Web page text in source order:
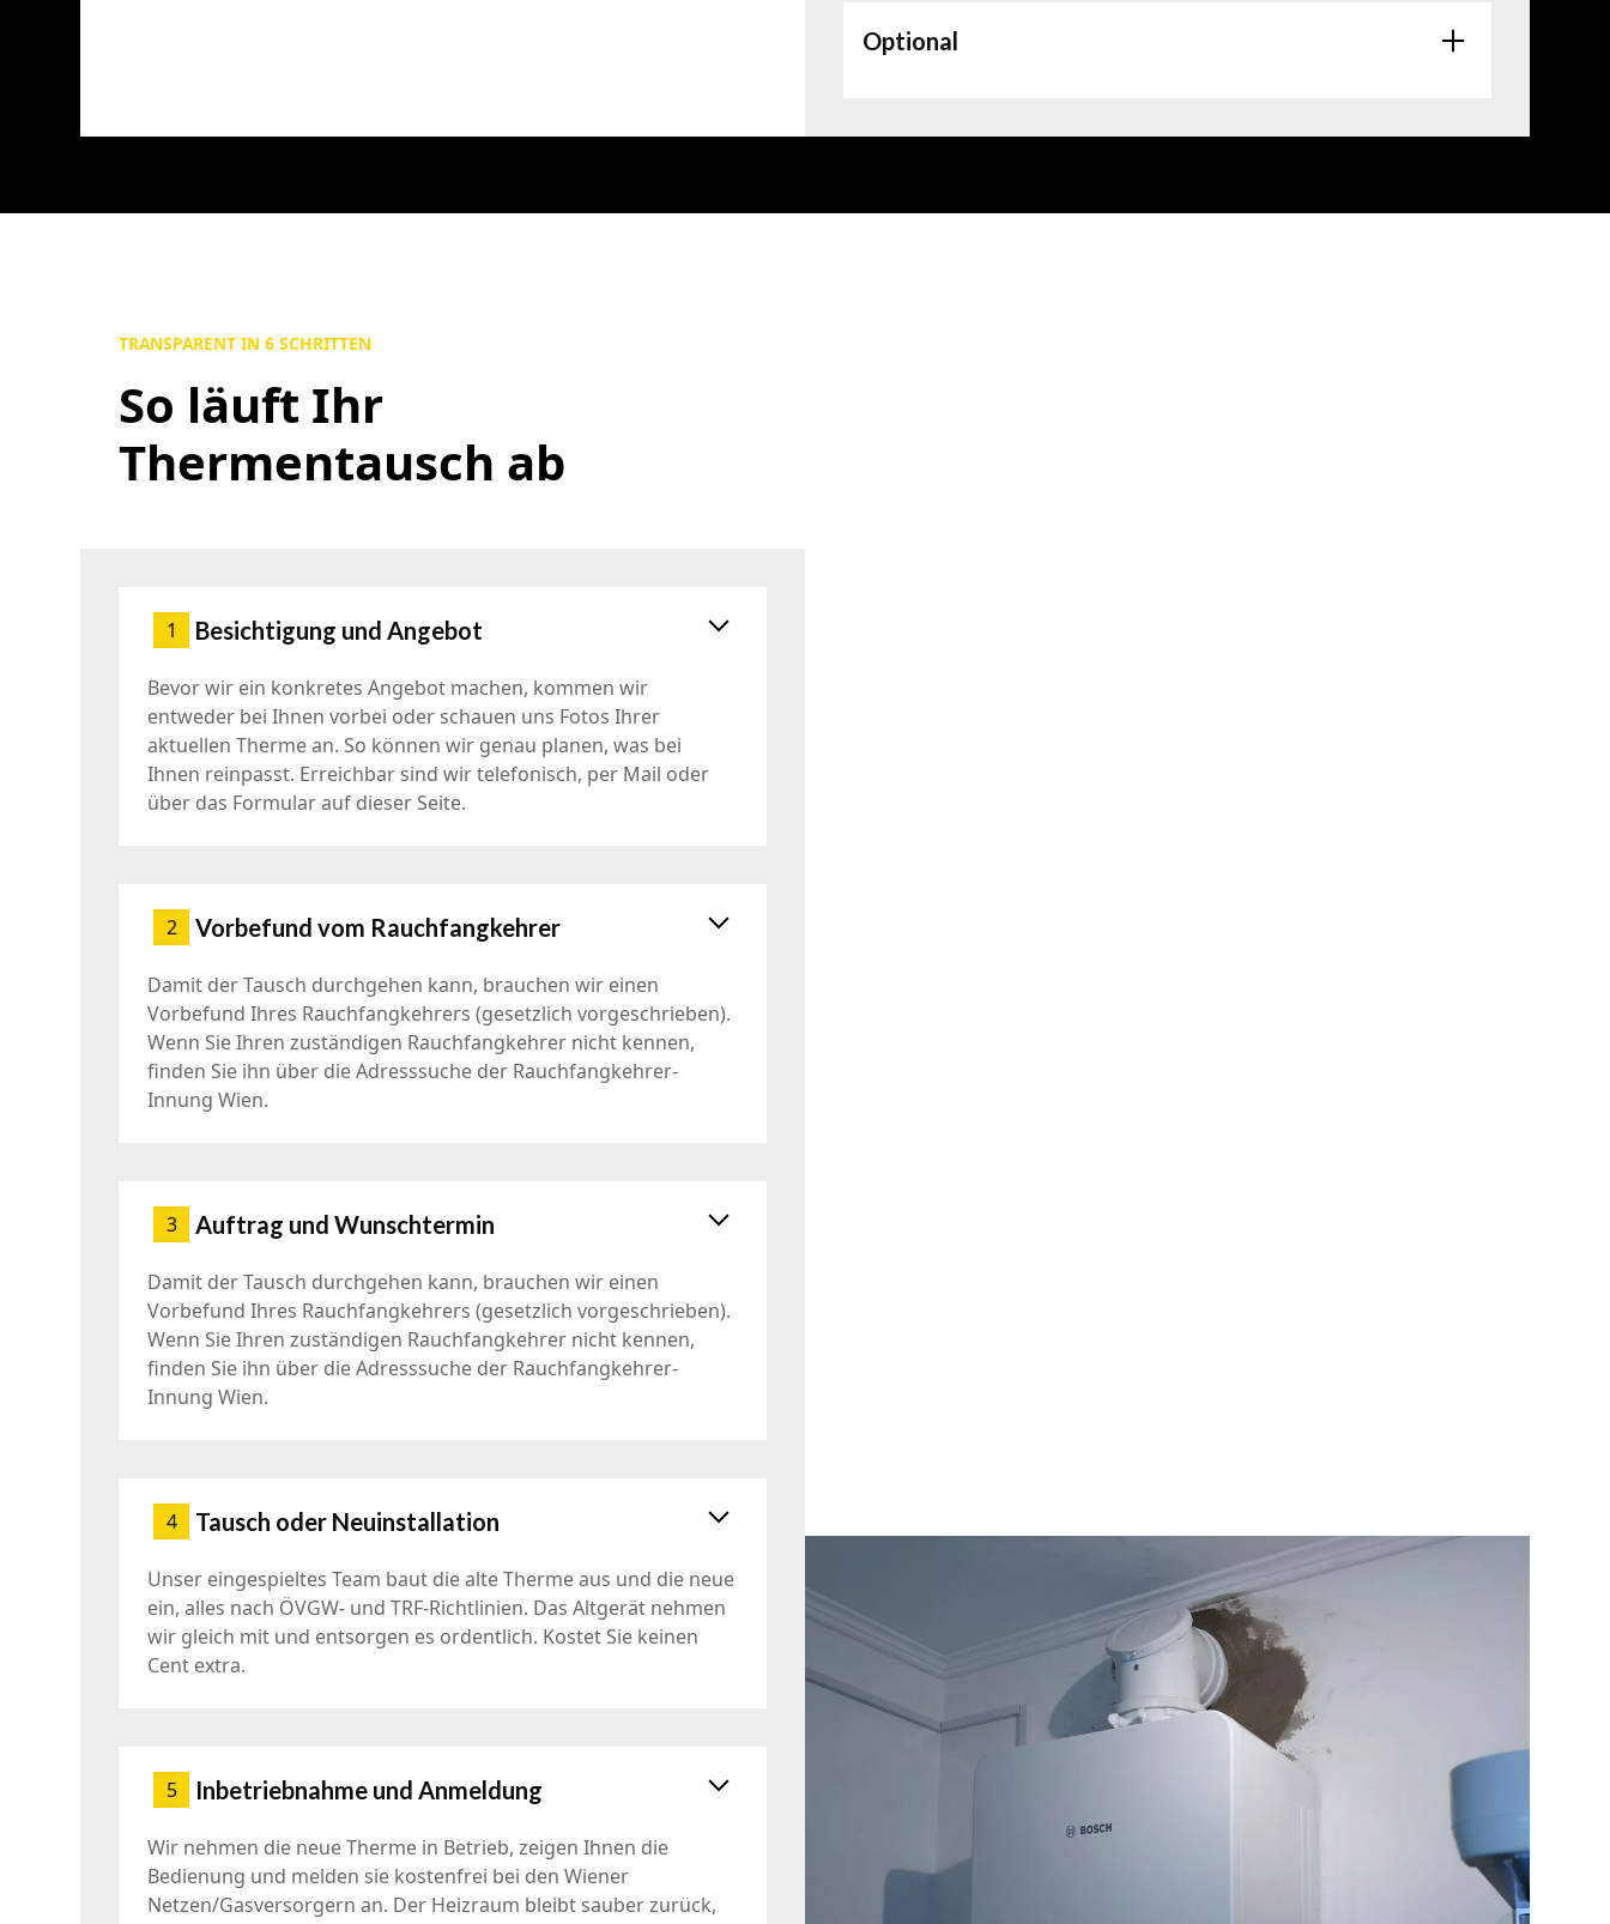
Optional
TRANSPARENT IN 6 SCHRITTEN
So läuft Ihr
Thermentausch ab
1 Besichtigung und Angebot
Bevor wir ein konkretes Angebot machen, kommen wir
entweder bei Ihnen vorbei oder schauen uns Fotos Ihrer
aktuellen Therme an. So können wir genau planen, was bei
Ihnen reinpasst. Erreichbar sind wir telefonisch, per Mail oder
über das Formular auf dieser Seite.
2 Vorbefund vom Rauchfangkehrer
Damit der Tausch durchgehen kann, brauchen wir einen
Vorbefund Ihres Rauchfangkehrers (gesetzlich vorgeschrieben).
Wenn Sie Ihren zuständigen Rauchfangkehrer nicht kennen,
finden Sie ihn über die Adresssuche der Rauchfangkehrer-
Innung Wien.
3 Auftrag und Wunschtermin
Damit der Tausch durchgehen kann, brauchen wir einen
Vorbefund Ihres Rauchfangkehrers (gesetzlich vorgeschrieben).
Wenn Sie Ihren zuständigen Rauchfangkehrer nicht kennen,
finden Sie ihn über die Adresssuche der Rauchfangkehrer-
Innung Wien.
4 Tausch oder Neuinstallation
Unser eingespieltes Team baut die alte Therme aus und die neue
ein, alles nach ÖVGW- und TRF-Richtlinien. Das Altgerät nehmen
wir gleich mit und entsorgen es ordentlich. Kostet Sie keinen
Cent extra.
5 Inbetriebnahme und Anmeldung
Wir nehmen die neue Therme in Betrieb, zeigen Ihnen die
Bedienung und melden sie kostenfrei bei den Wiener
Netzen/Gasversorgern an. Der Heizraum bleibt sauber zurück,